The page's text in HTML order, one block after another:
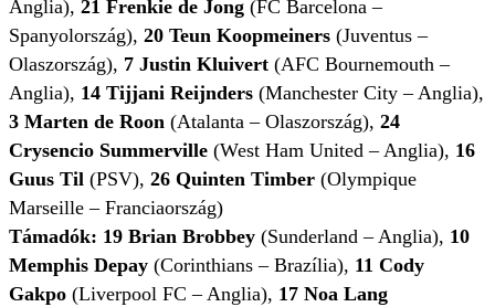
Anglia), 21 Frenkie de Jong (FC Barcelona –
Spanyolország), 20 Teun Koopmeiners (Juventus –
Olaszország), 7 Justin Kluivert (AFC Bournemouth –
Anglia), 14 Tijjani Reijnders (Manchester City – Anglia),
3 Marten de Roon (Atalanta – Olaszország), 24
Crysencio Summerville (West Ham United – Anglia), 16
Guus Til (PSV), 26 Quinten Timber (Olympique
Marseille – Franciaország)
Támadók: 19 Brian Brobbey (Sunderland – Anglia), 10
Memphis Depay (Corinthians – Brazília), 11 Cody
Gakpo (Liverpool FC – Anglia), 17 Noa Lang